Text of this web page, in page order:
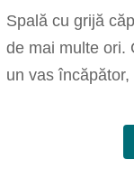
Spală cu grijă
de mai multe ori.
un vas